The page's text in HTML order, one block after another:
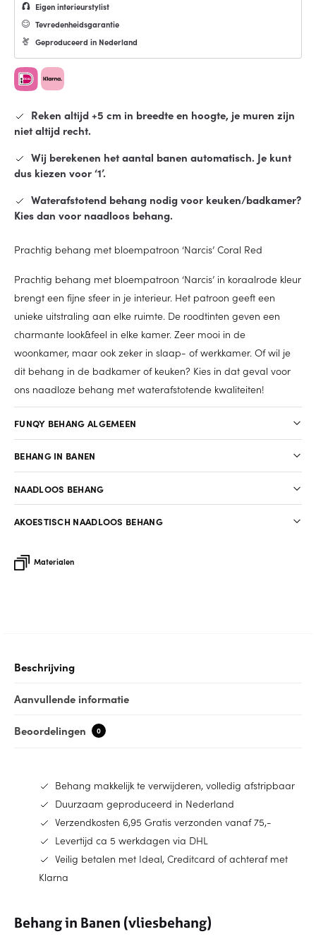
Eigen interieurstylist
Tevredenheidsgarantie
Geproduceerd in Nederland
Reken altijd +5 cm in breedte en hoogte, je muren zijn
niet altijd recht.
Wij berekenen het aantal banen automatisch. Je kunt
dus kiezen voor ‘1’.
Waterafstotend behang nodig voor keuken/badkamer?
Kies dan voor naadloos behang.
Prachtig behang met bloempatroon ‘Narcis’ Coral Red
Prachtig behang met bloempatroon ‘Narcis’ in koraalrode kleur
brengt een fijne sfeer in je interieur. Het patroon geeft een
unieke uitstraling aan elke ruimte. De roodtinten geven een
charmante look&feel in elke kamer. Zeer mooi in de
woonkamer, maar ook zeker in slaap- of werkkamer. Of wil je
dit behang in de badkamer of keuken? Kies in dat geval voor
ons naadloze behang met waterafstotende kwaliteiten!
FUNQY BEHANG ALGEMEEN
BEHANG IN BANEN
NAADLOOS BEHANG
AKOESTISCH NAADLOOS BEHANG
Materialen
Beschrijving
Aanvullende informatie
Beoordelingen 0
Behang makkelijk te verwijderen, volledig afstripbaar
Duurzaam geproduceerd in Nederland
Verzendkosten 6,95 Gratis verzonden vanaf 75,-
Levertijd ca 5 werkdagen via DHL
Veilig betalen met Ideal, Creditcard of achteraf met
Klarna
Behang in Banen (vliesbehang)